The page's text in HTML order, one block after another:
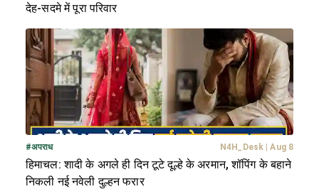
देह-सदमे में पूरा परिवार
#अपराध N4H_Desk | Aug 8
हिमाचल: शादी के अगले ही दिन टूटे दूल्हे के अरमान, शॉपिंग के बहाने
निकली नई नवेली दुल्हन फरार